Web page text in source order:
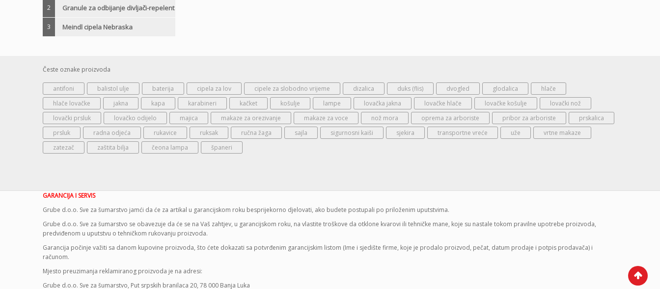
2 Granule za odbijanje divljači-repelent
3 Meindl cipela Nebraska
Česte oznake proizvoda
antifoni balistol ulje baterija cipela za lov cipele za slobodno vrijeme dizalica duks (flis) dvogled glodalica
hlače
hlače lovačke
jakna kapa karabineri kačket košulje lampe lovačka jakna lovačke hlače lovačke košulje
lovački nož
lovački prsluk
lovačko odijelo majica makaze za orezivanje makaze za voce nož mora oprema za arboriste pribor za arboriste
prskalica
prsluk
radna odjeća rukavice ruksak ručna žaga sajla sigurnosni kaiši sjekira transportne vreće uže
vrtne makaze
zatezač
zaštita bilja čeona lampa španeri
GARANCIJA I SERVIS
Grube d.o.o. Sve za šumarstvo jamći da će za artikal u garancijskom roku besprijekorno djelovati, ako budete postupali po priloženim uputstvima.
Grube d.o.o. Sve za šumarstvo se obavezuje da će se na Vaš zahtjev, u garancijskom roku, na vlastite troškove da otklone kvarovi ili tehničke mane, koje su nastale tokom pravilne upotrebe proizvoda,
predviđenom u uputstvu o tehničkom rukovanju proizvoda.
Garancija počinje važiti sa danom kupovine proizvoda, što ćete dokazati sa potvrđenim garancijskim listom (Ime i sjedište firme, koje je prodalo proizvod, pečat, datum prodaje i potpis prodavača) i
računom.
Mjesto preuzimanja reklamiranog proizvoda je na adresi:
Grube d.o.o. Sve za šumarstvo, Put srpskih branilaca 20, 78 000 Banja Luka